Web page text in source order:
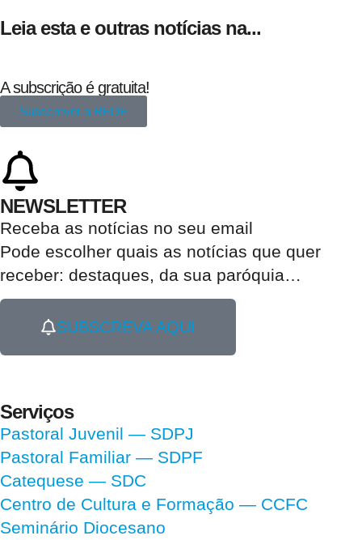
Leia esta e outras notícias na...
A subscrição é gratuita!
Subscrever a REDE
NEWSLETTER
Receba as notícias no seu email​
Pode escolher quais as notícias que quer
receber: destaques, da sua paróquia…
SUBSCREVA AQUI
Serviços
Pastoral Juvenil — SDPJ
Pastoral Familiar — SDPF
Catequese — SDC
Centro de Cultura e Formação — CCFC
Seminário Diocesano